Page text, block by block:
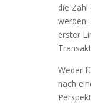
die
werden:
erster
Weder
nach